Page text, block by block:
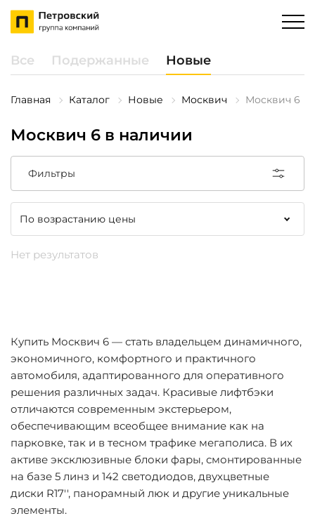
Все Подержанные Новые
Главная Каталог Новые Москвич Москвич 6
Москвич 6 в наличии
Фильтры
Нет результатов
Купить Москвич 6 — стать владельцем динамичного,
экономичного, комфортного и практичного
автомобиля, адаптированного для оперативного
решения различных задач. Красивые лифтбэки
отличаются современным экстерьером,
обеспечивающим всеобщее внимание как на
парковке, так и в тесном трафике мегаполиса. В их
активе эксклюзивные блоки фары, смонтированные
на базе 5 линз и 142 светодиодов, двухцветные
диски R17'', панорамный люк и другие уникальные
элементы.